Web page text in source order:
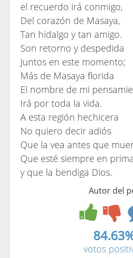
el recuerdo irá conmigo,
Del corazón de Masaya,
Tan hidalgo y tan amigo.
Son retorno y despedida
Juntos en este momento;
Más de Masaya florida
El nombre de mi
Irá por toda la vida.
A esta región hechicera
No quiero decir adiós
Que la vea antes que
Que esté siempre en
y que la bendiga Dios.
Autor del
votos